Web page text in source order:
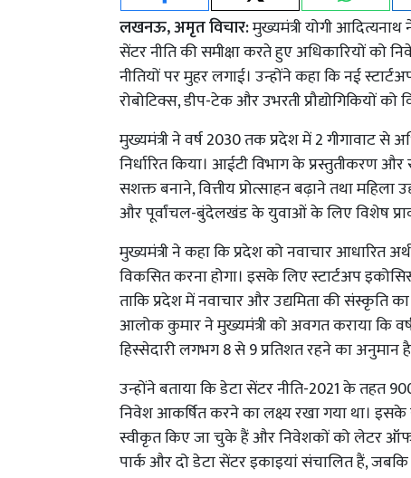
लखनऊ, अमृत विचार:मुख्यमंत्री योगी आदित्यनाथ
सेंटर नीति की समीक्षा करते हुए अधिकारियों
नीतियों पर मुहर लगाई। उन्होंने कहा कि नई
रोबोटिक्स, डीप-टेक और उभरती प्रौद्योगिकियों को
मुख्यमंत्री ने वर्ष 2030 तक प्रदेश में 2 गीगावाट से
निर्धारित किया। आईटी विभाग के प्रस्तुतीकरण
सशक्त बनाने, वित्तीय प्रोत्साहन बढ़ाने तथा
और पूर्वांचल-बुंदेलखंड के युवाओं के लिए विशेष
मुख्यमंत्री ने कहा कि प्रदेश को नवाचार आधारित
विकसित करना होगा। इसके लिए स्टार्टअप
ताकि प्रदेश में नवाचार और उद्यमिता की संस्कृति
आलोक कुमार ने मुख्यमंत्री को अवगत कराया कि
हिस्सेदारी लगभग 8 से 9 प्रतिशत रहने का अनुमान
उन्होंने बताया कि डेटा सेंटर नीति-2021 के तहत
निवेश आकर्षित करने का लक्ष्य रखा गया था।
स्वीकृत किए जा चुके हैं और निवेशकों को लेटर ऑफ
पार्क और दो डेटा सेंटर इकाइयां संचालित हैं, जबकि